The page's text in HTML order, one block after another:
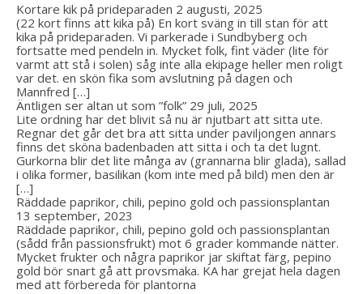
Kortare kik på prideparaden 2 augusti, 2025
(22 kort finns att kika på) En kort sväng in till stan för att
kika på prideparaden. Vi parkerade i Sundbyberg och
fortsatte med pendeln in. Mycket folk, fint väder (lite för
varmt att stå i solen) såg inte alla ekipage heller men roligt
var det. en skön fika som avslutning på dagen och
Mannfred […]
Äntligen ser altan ut som ”folk” 29 juli, 2025
Lite ordning har det blivit så nu är njutbart att sitta ute.
Regnar det går det bra att sitta under paviljongen annars
finns det sköna badenbaden att sitta i och ta det lugnt.
Gurkorna blir det lite många av (grannarna blir glada), sallad
i olika former, basilikan (kom inte med på bild) men den är
[…]
Räddade paprikor, chili, pepino gold och passionsplantan
13 september, 2023
Räddade paprikor, chili, pepino gold och passionsplantan
(sådd från passionsfrukt) mot 6 grader kommande nätter.
Mycket frukter och några paprikor jar skiftat färg, pepino
gold bör snart gå att provsmaka. KA har grejat hela dagen
med att förbereda för plantorna